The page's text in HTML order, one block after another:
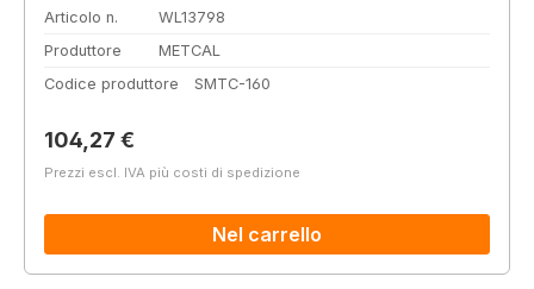
Articolo n.
WL13798
Produttore
METCAL
Codice produttore
SMTC-160
Prezzo normale:
104,27 €
Prezzi escl. IVA più costi di spedizione
Nel carrello